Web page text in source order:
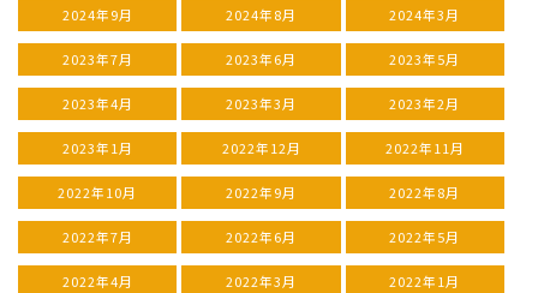
2024年9月 2024年8月 2024年3月
2023年7月 2023年6月 2023年5月
2023年4月 2023年3月 2023年2月
2023年1月 2022年12月 2022年11月
2022年10月 2022年9月 2022年8月
2022年7月 2022年6月 2022年5月
2022年4月 2022年3月 2022年1月